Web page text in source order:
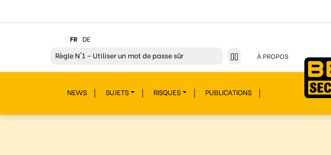
FR DE
RègleN°1 – Utiliser un mot de passe sûr
RègleN°2 – Réfléchir avant de cliquer !
RègleN°3 – Réfléchir à ce que l’on publie
RègleN°4 – Respecter les autres
À PROPOS
NEWS SUJETS RISQUES PUBLICATIONS